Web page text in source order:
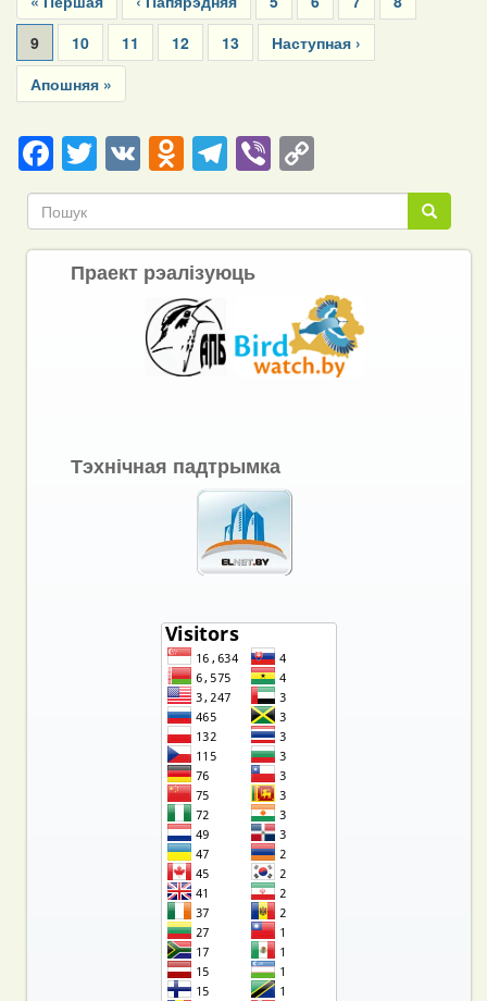
page
page
Current
page
9 Page
10 Page
11 Page
12 Page
13
Next
page
Наступная ›
Last
page
Апошняя »
Facebook
Twitter
VKOdnoklassniki
Telegram
ViberCopy
Link Пошук
Пошук
Праект рэалізуюць
Тэхнічная падтрымка